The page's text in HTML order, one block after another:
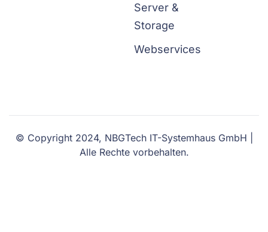
Server &
Storage
Webservices
© Copyright 2024, NBGTech IT-Systemhaus GmbH |
Alle Rechte vorbehalten.